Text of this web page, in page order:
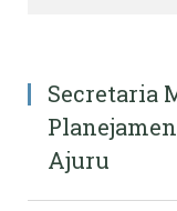
Secretaria
Ajuru